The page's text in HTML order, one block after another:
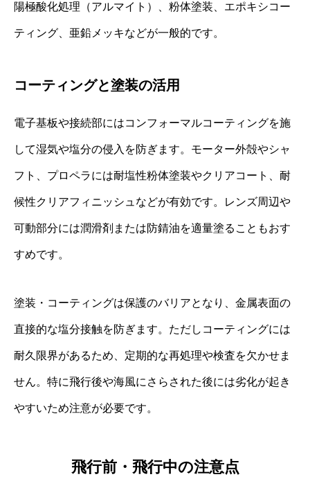
陽極酸化処理（アルマイト）、粉体塗装、エポキシコー
ティング、亜鉛メッキなどが一般的です。
コーティングと塗装の活用
電子基板や接続部にはコンフォーマルコーティングを施
して湿気や塩分の侵入を防ぎます。モーター外殻やシャ
フト、プロペラには耐塩性粉体塗装やクリアコート、耐
候性クリアフィニッシュなどが有効です。レンズ周辺や
可動部分には潤滑剤または防錆油を適量塗ることもおす
すめです。
塗装・コーティングは保護のバリアとなり、金属表面の
直接的な塩分接触を防ぎます。ただしコーティングには
耐久限界があるため、定期的な再処理や検査を欠かせま
せん。特に飛行後や海風にさらされた後には劣化が起き
やすいため注意が必要です。
飛行前・飛行中の注意点